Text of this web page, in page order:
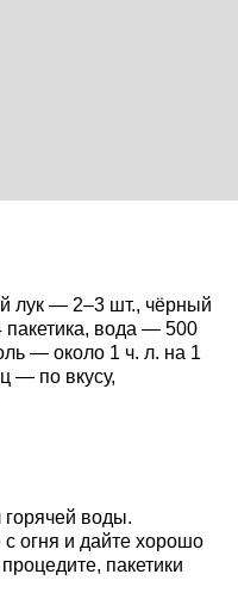
лук — 2–3 шт., чёрный
пакетика, вода — 500
— около 1 ч. л. на 1
— по вкусу,
воды.
огня и дайте хорошо
пакетики